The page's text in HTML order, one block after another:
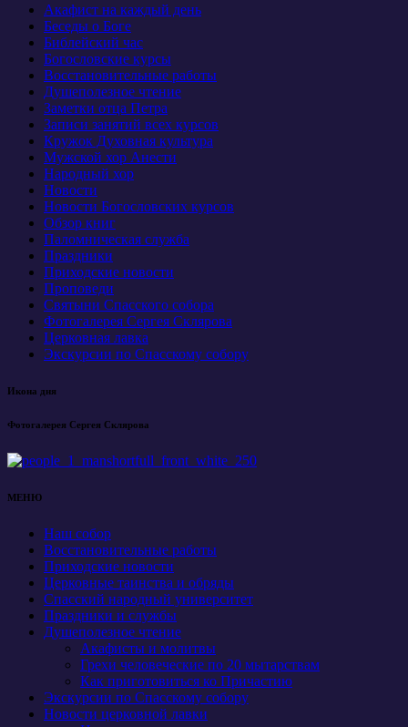
Акафист на каждый день
Беседы о Боге
Библейский час
Богословские курсы
Восстановительные работы
Душеполезное чтение
Заметки отца Петра
Записи занятий всех курсов
Кружок Духовная культура
Мужской хор Анести
Народный хор
Новости
Новости Богословских курсов
Обзор книг
Паломническая служба
Праздники
Приходские новости
Проповеди
Святыни Спасского собора
Фотогалерея Сергея Склярова
Церковная лавка
Экскурсии по Спасскому собору
Икона дня
Фотогалерея Сергея Склярова
МЕНЮ
Наш собор
Восстановительные работы
Приходские новости
Церковные таинства и обряды
Спасский народный университет
Праздники и службы
Душеполезное чтение
Акафисты и молитвы
Грехи человеческие по 20 мытарствам
Как приготовиться ко Причастию
Экскурсии по Спасскому собору
Новости церковной лавки